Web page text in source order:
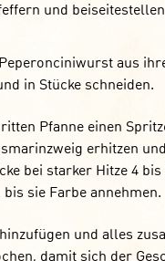
und beiseitestellen
aus
in Stücke schneiden.
Pfanne einen
erhitzen
bei starker Hitze 4 bis
bis sie Farbe annehmen.
und alles
damit sich der